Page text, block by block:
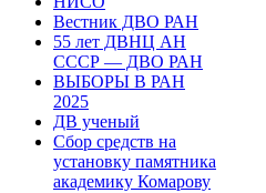
Вестник ДВО РАН
55 лет ДВНЦ АН
СССР — ДВО РАН
ВЫБОРЫ В РАН
2025
ДВ ученый
Сбор средств на
установку памятника
академику Комарову